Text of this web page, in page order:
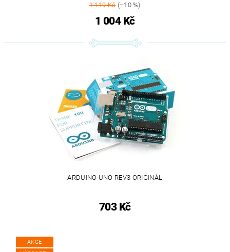
1 119 Kč(–10 %)
1 004 Kč
ARDUINO UNO REV3 ORIGINÁL
703 Kč
AKCE